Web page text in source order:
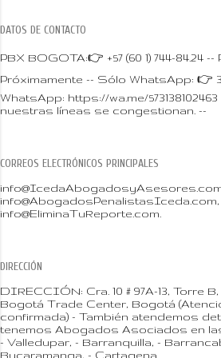
DATOS DE CONTACTO
PBX BOGOTA:👉 +57 (60 1) 744-84.24
Próximamente -- Sólo WhatsApp: 👉
WhatsApp: https://wa.me/
nuestras líneas se congestionan. --
CORREOS ELECTRÓNICOS PRINCIPALES
info@AbogadosPenalistasIceda.com,
info@EliminaTuReporte.com.
DIRECCIÓN
DIRECCIÓN: Cra. 10 # 97A-13, Torre
Bogotá Trade Center, Bogotá
confirmada) - También atendemos
tenemos Abogados Asociados en
- Valledupar, - Barranquilla, -
Bucaramanga, - Cartagena.